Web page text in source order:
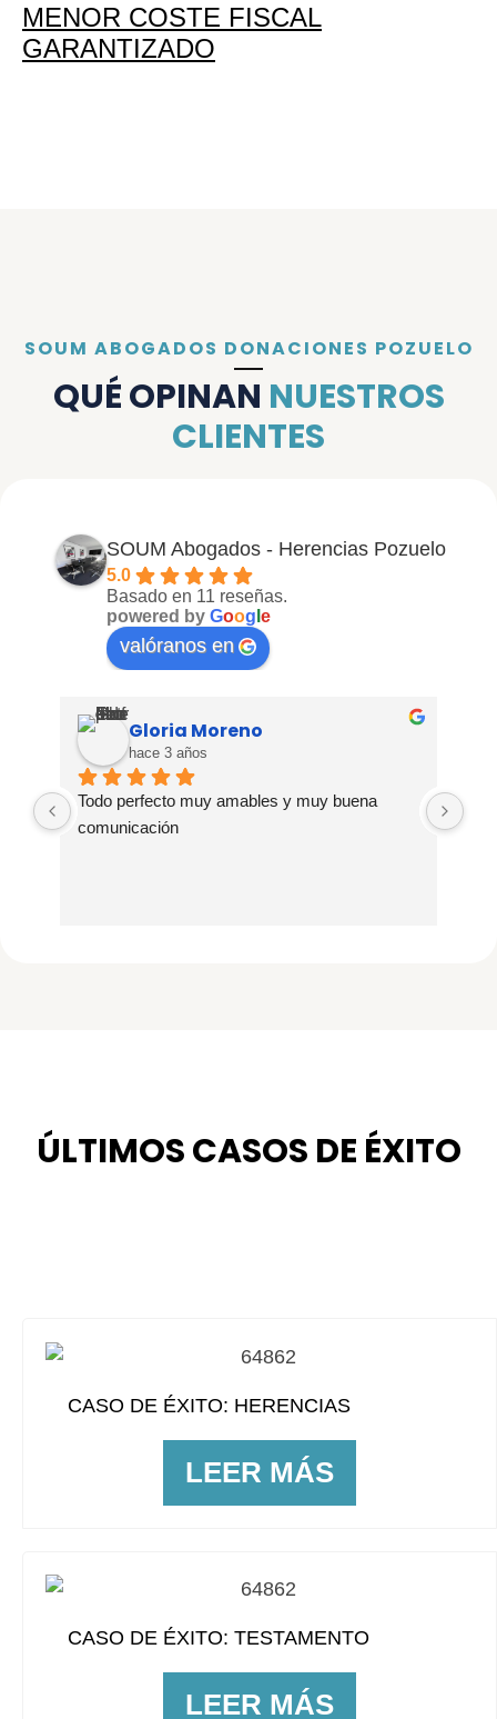
MENOR COSTE FISCAL
GARANTIZADO
SOUM ABOGADOS DONACIONES POZUELO
QUÉ OPINAN NUESTROS
CLIENTES
SOUM Abogados - Herencias Pozuelo
5.0
Basado en 11 reseñas.
powered by Goog e
valóranos en
Gloria Moreno
hace 3 años
Todo perfecto muy amables y muy buena
comunicación
ÚLTIMOS CASOS DE ÉXITO
CASO DE ÉXITO: TESTAMENTO
LEER MÁS
CASO DE ÉXITO: HERENCIAS
LEER MÁS